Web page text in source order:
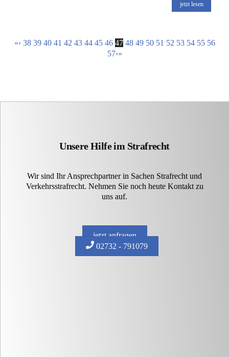
jetzt lesen
«‹ 38 39 40 41 42 43 44 45 46 47 48 49 50 51 52 53 54 55 56
57›»
Unsere Hilfe im Strafrecht
Wir sind Ihr Ansprechpartner in Sachen Strafrecht und
Verkehrsstrafrecht. Nehmen Sie noch heute Kontakt zu
uns auf.
jetzt anfragen
02732 - 791079